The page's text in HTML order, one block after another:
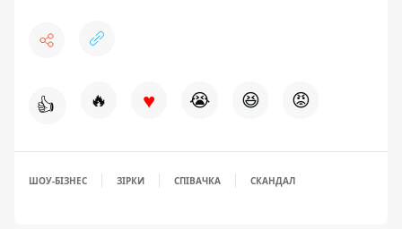
👍 🔥 ♥ 😭 😆 😡
ШОУ-БІЗНЕС ЗІРКИ СПІВАЧКА СКАНДАЛ